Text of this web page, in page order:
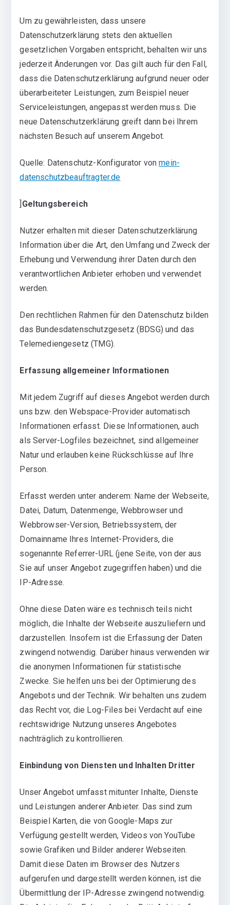
Um zu gewährleisten, dass unsere
Datenschutzerklärung stets den aktuellen
gesetzlichen Vorgaben entspricht, behalten wir uns
jederzeit Änderungen vor. Das gilt auch für den Fall,
dass die Datenschutzerklärung aufgrund neuer oder
überarbeiteter Leistungen, zum Beispiel neuer
Serviceleistungen, angepasst werden muss. Die
neue Datenschutzerklärung greift dann bei Ihrem
nächsten Besuch auf unserem Angebot.
Quelle: Datenschutz-Konfigurator vonmein-
datenschutzbeauftragter.de
Geltungsbereich
Nutzer erhalten mit dieser Datenschutzerklärung
Information über die Art, den Umfang und Zweck der
Erhebung und Verwendung ihrer Daten durch den
verantwortlichen Anbieter erhoben und verwendet
werden.
Den rechtlichen Rahmen für den Datenschutz bilden
das Bundesdatenschutzgesetz (BDSG) und das
Telemediengesetz (TMG).
Erfassung allgemeiner Informationen
Mit jedem Zugriff auf dieses Angebot werden durch
uns bzw. den Webspace-Provider automatisch
Informationen erfasst. Diese Informationen, auch
als Server-Logfiles bezeichnet, sind allgemeiner
Natur und erlauben keine Rückschlüsse auf Ihre
Person.
Erfasst werden unter anderem: Name der Webseite,
Datei, Datum, Datenmenge, Webbrowser und
Webbrowser-Version, Betriebssystem, der
Domainname Ihres Internet-Providers, die
sogenannte Referrer-URL (jene Seite, von der aus
Sie auf unser Angebot zugegriffen haben) und die
IP-Adresse.
Ohne diese Daten wäre es technisch teils nicht
möglich, die Inhalte der Webseite auszuliefern und
darzustellen. Insofern ist die Erfassung der Daten
zwingend notwendig. Darüber hinaus verwenden wir
die anonymen Informationen für statistische
Zwecke. Sie helfen uns bei der Optimierung des
Angebots und der Technik. Wir behalten uns zudem
das Recht vor, die Log-Files bei Verdacht auf eine
rechtswidrige Nutzung unseres Angebotes
nachträglich zu kontrollieren.
Einbindung von Diensten und Inhalten Dritter
Unser Angebot umfasst mitunter Inhalte, Dienste
und Leistungen anderer Anbieter. Das sind zum
Beispiel Karten, die von Google-Maps zur
Verfügung gestellt werden, Videos von YouTube
sowie Grafiken und Bilder anderer Webseiten.
Damit diese Daten im Browser des Nutzers
aufgerufen und dargestellt werden können, ist die
Übermittlung der IP-Adresse zwingend notwendig.